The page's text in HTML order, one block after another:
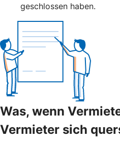
geschlossen haben.
Was, wenn
Vermieter sich